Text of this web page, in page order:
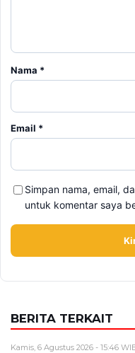
Nama *
Email *
Simpan nama, email,
untuk komentar saya
BERITA TERKAIT
Kamis, 6 Agustus 2026 - 15:46